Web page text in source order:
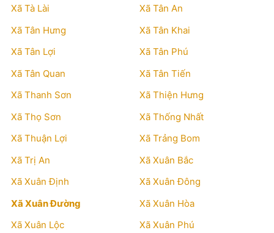
Xã Tà Lài
Xã Tân An
Xã Tân Hưng
Xã Tân Khai
Xã Tân Lợi
Xã Tân Phú
Xã Tân Quan
Xã Tân Tiến
Xã Thanh Sơn
Xã Thiện Hưng
Xã Thọ Sơn
Xã Thống Nhất
Xã Thuận Lợi
Xã Trảng Bom
Xã Trị An
Xã Xuân Bắc
Xã Xuân Định
Xã Xuân Đông
Xã Xuân Đường
Xã Xuân Hòa
Xã Xuân Lộc
Xã Xuân Phú